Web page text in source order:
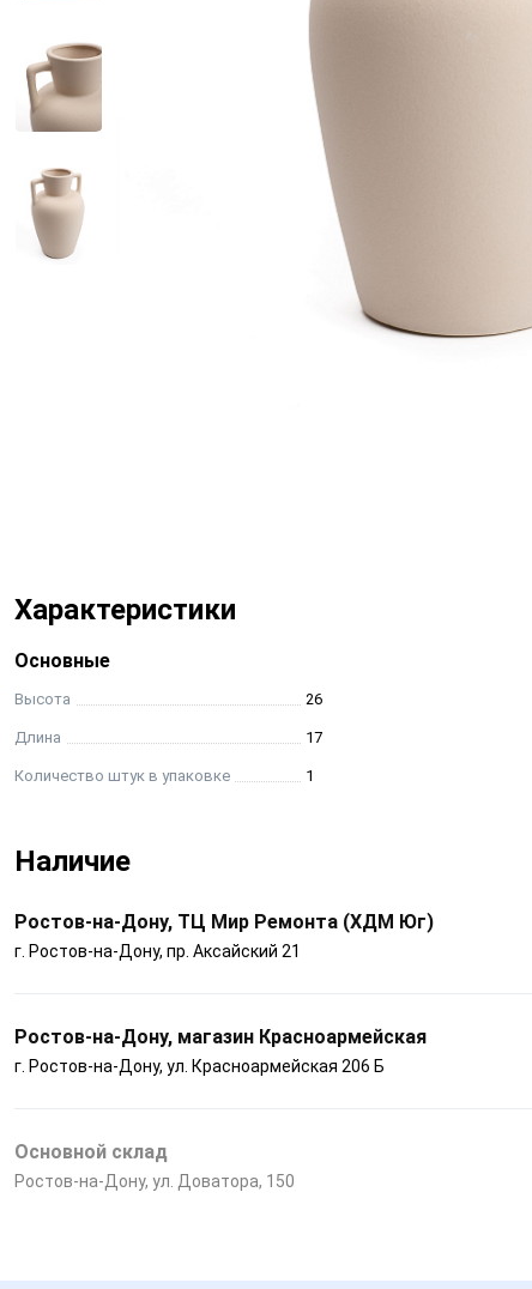
Характеристики
Основные
Высота 26
Длина 17
Количество штук в упаковке 1
Наличие
Ростов-на-Дону, ТЦ Мир Ремонта (ХДМ Юг)
г. Ростов-на-Дону, пр. Аксайский 21
Ростов-на-Дону, магазин Красноармейская
г. Ростов-на-Дону, ул. Красноармейская 206 Б
Основной склад
Ростов-на-Дону, ул. Доватора, 150